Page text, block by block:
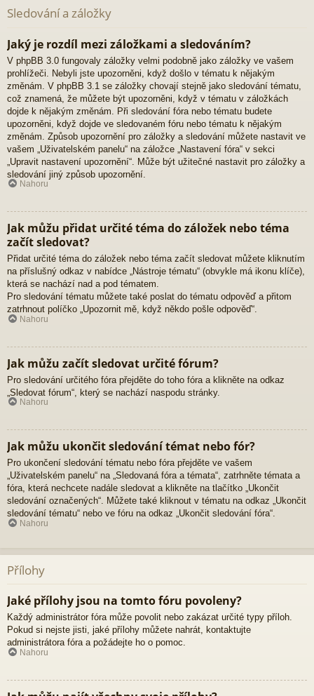
Sledování a záložky
Jaký je rozdíl mezi záložkami a sledováním?
V phpBB 3.0 fungovaly záložky velmi podobně jako záložky ve vašem
prohlížeči. Nebyli jste upozorněni, když došlo v tématu k nějakým
změnám. V phpBB 3.1 se záložky chovají stejně jako sledování tématu,
což znamená, že můžete být upozorněni, když v tématu v záložkách
dojde k nějakým změnám. Při sledování fóra nebo tématu budete
upozorněni, když dojde ve sledovaném fóru nebo tématu k nějakým
změnám. Způsob upozornění pro záložky a sledování můžete nastavit ve
vašem „Uživatelském panelu“ na záložce „Nastavení fóra“ v sekci
„Upravit nastavení upozornění“. Může být užitečné nastavit pro záložky a
sledování jiný způsob upozornění.
Nahoru
Jak můžu přidat určité téma do záložek nebo téma
začít sledovat?
Přidat určité téma do záložek nebo téma začít sledovat můžete kliknutím
na příslušný odkaz v nabídce „Nástroje tématu“ (obvykle má ikonu klíče),
která se nachází nad a pod tématem.
Pro sledování tématu můžete také poslat do tématu odpověď a přitom
zatrhnout políčko „Upozornit mě, když někdo pošle odpověď“.
Nahoru
Jak můžu začít sledovat určité fórum?
Pro sledování určitého fóra přejděte do toho fóra a klikněte na odkaz
„Sledovat fórum“, který se nachází naspodu stránky.
Nahoru
Jak můžu ukončit sledování témat nebo fór?
Pro ukončení sledování tématu nebo fóra přejděte ve vašem
„Uživatelském panelu“ na „Sledovaná fóra a témata“, zatrhněte témata a
fóra, která nechcete nadále sledovat a klikněte na tlačítko „Ukončit
sledování označených“. Můžete také kliknout v tématu na odkaz „Ukončit
sledování tématu“ nebo ve fóru na odkaz „Ukončit sledování fóra“.
Nahoru
Přílohy
Jaké přílohy jsou na tomto fóru povoleny?
Každý administrátor fóra může povolit nebo zakázat určité typy příloh.
Pokud si nejste jisti, jaké přílohy můžete nahrát, kontaktujte
administrátora fóra a požádejte ho o pomoc.
Nahoru